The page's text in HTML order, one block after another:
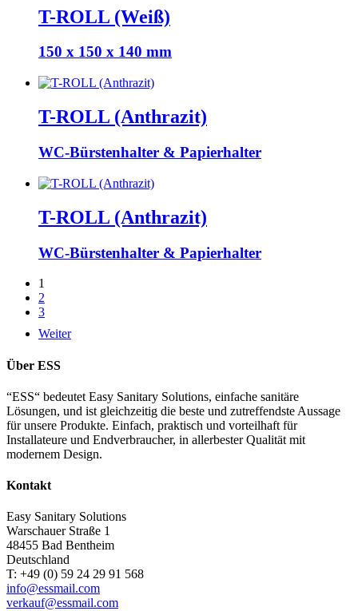
T-ROLL (Weiß)
150 x 150 x 140 mm
T-ROLL (Anthrazit)
WC-Bürstenhalter & Papierhalter
T-ROLL (Anthrazit)
WC-Bürstenhalter & Papierhalter
1
2
3
Weiter
Über ESS
“ESS“ bedeutet Easy Sanitary Solutions, einfache sanitäre
Lösungen, und ist gleichzeitig die beste und zutreffendste Aussage
für unsere Produkte. Einfach, praktisch und vorteilhaft für
Installateure und Endverbraucher, in allerbester Qualität mit
modernem Design.
Kontakt
Easy Sanitary Solutions
Warschauer Straße 1
48455 Bad Bentheim
Deutschland
T: +49 (0) 59 24 29 91 568
info@essmail.com
verkauf@essmail.com